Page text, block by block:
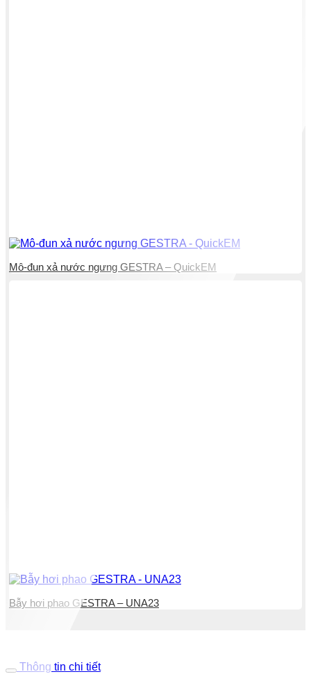
Mô-đun xả nước ngưng GESTRA – QuickEM
Bẫy hơi phao GESTRA – UNA23
Thông tin chi tiết